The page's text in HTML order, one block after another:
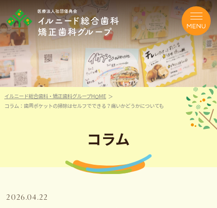
イルニード総合歯科・矯正歯科グループHOME
コラム：歯周ポケットの掃除はセルフでできる？痛いかどうかについても
コラム
2026.04.22